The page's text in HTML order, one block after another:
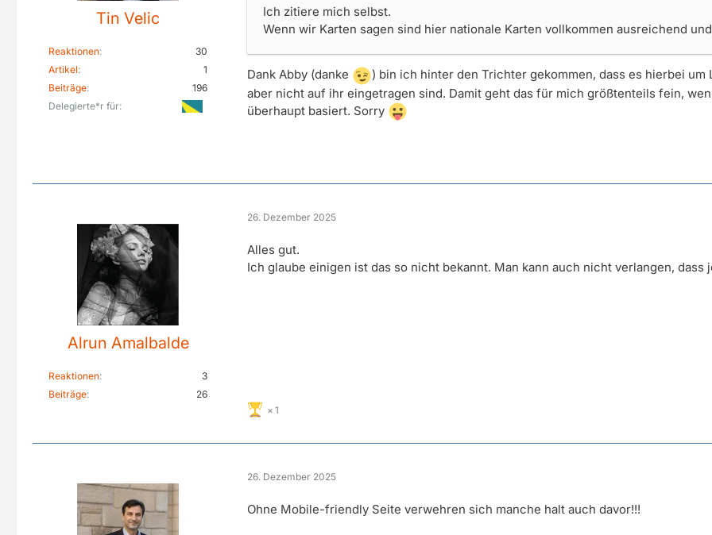
Tin Velic
Reaktionen
30
Artikel
1
Beiträge
196
Delegierte*r für
Ich zitiere mich selbst.
Wenn wir Karten sagen sind hier nationale Karten vollkommen ausreichend
Dank Abby (danke
) bin ich hinter den Trichter gekommen, dass es hierbei
aber nicht auf ihr eingetragen sind. Damit geht das für mich größtenteils fein,
überhaupt basiert. Sorry
Alrun Amalbalde
Reaktionen
3
Beiträge
26
26. Dezember 2025
Alles gut.
Ich glaube einigen ist das so nicht bekannt. Man kann auch nicht verlangen,
1
26. Dezember 2025
Ohne Mobile-friendly Seite verwehren sich manche halt auch davor!!!